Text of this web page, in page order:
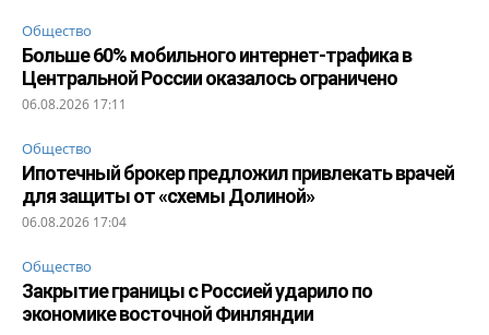
Общество
Больше 60% мобильного интернет-трафика в
Центральной России оказалось ограничено
06.08.2026 17:11
Общество
Ипотечный брокер предложил привлекать врачей
для защиты от «схемы Долиной»
06.08.2026 17:04
Общество
Закрытие границы с Россией ударило по
экономике восточной Финляндии